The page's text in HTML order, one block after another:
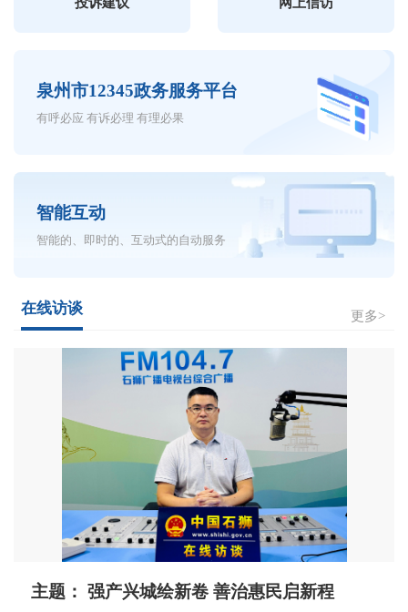
泉州市12345政务服务平台
有呼必应 有诉必理 有理必果
智能互动
智能的、即时的、互动式的自动服务
在线访谈 更多>
主题：强产兴城绘新卷 善治惠民启新程